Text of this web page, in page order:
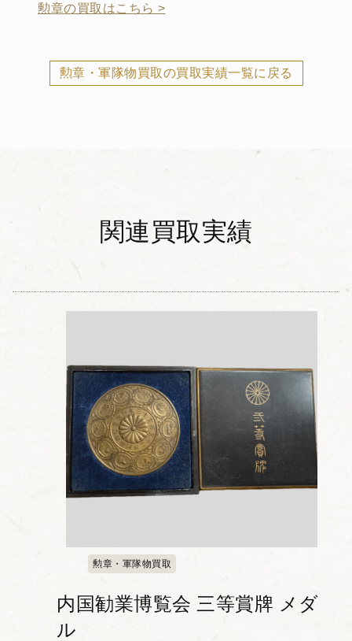
勲章の買取はこちら >
勲章・軍隊物買取の買取実績一覧に戻る
関連買取実績
勲章・軍隊物買取
内国勧業博覧会 三等賞牌 メダ
ル